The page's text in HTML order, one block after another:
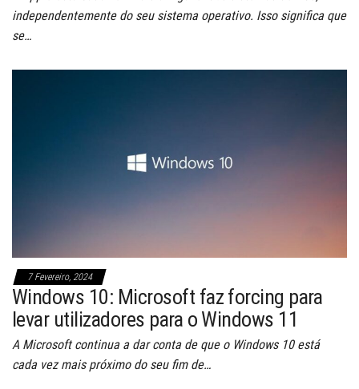
independentemente do seu sistema operativo. Isso significa que
se…
7 Fevereiro, 2024
Windows 10: Microsoft faz forcing para
levar utilizadores para o Windows 11
A Microsoft continua a dar conta de que o Windows 10 está
cada vez mais próximo do seu fim de…